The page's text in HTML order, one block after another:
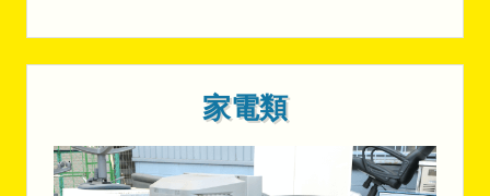
家電類